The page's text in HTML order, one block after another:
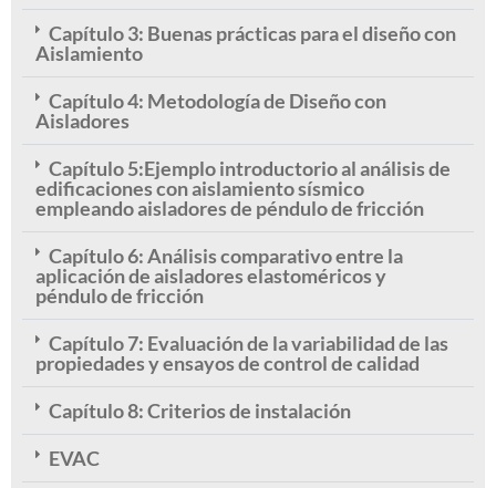
Capítulo 3: Buenas prácticas para el diseño con
Aislamiento
Capítulo 4: Metodología de Diseño con
Aisladores
Capítulo 5:Ejemplo introductorio al análisis de
edificaciones con aislamiento sísmico
empleando aisladores de péndulo de fricción
Capítulo 6: Análisis comparativo entre la
aplicación de aisladores elastoméricos y
péndulo de fricción
Capítulo 7: Evaluación de la variabilidad de las
propiedades y ensayos de control de calidad
Capítulo 8: Criterios de instalación
EVAC